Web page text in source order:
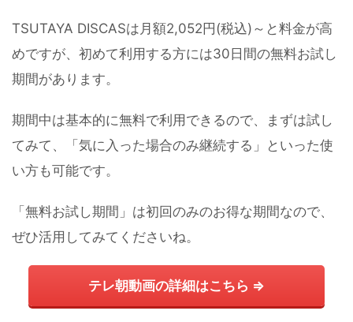
TSUTAYA DISCASは月額2,052円(税込)～と料金が高
めですが、初めて利用する方には30日間の無料お試し
期間があります。
期間中は基本的に無料で利用できるので、まずは試し
てみて、「気に入った場合のみ継続する」といった使
い方も可能です。
「無料お試し期間」は初回のみのお得な期間なので、
ぜひ活用してみてくださいね。
テレ朝動画の詳細はこちら ⇒